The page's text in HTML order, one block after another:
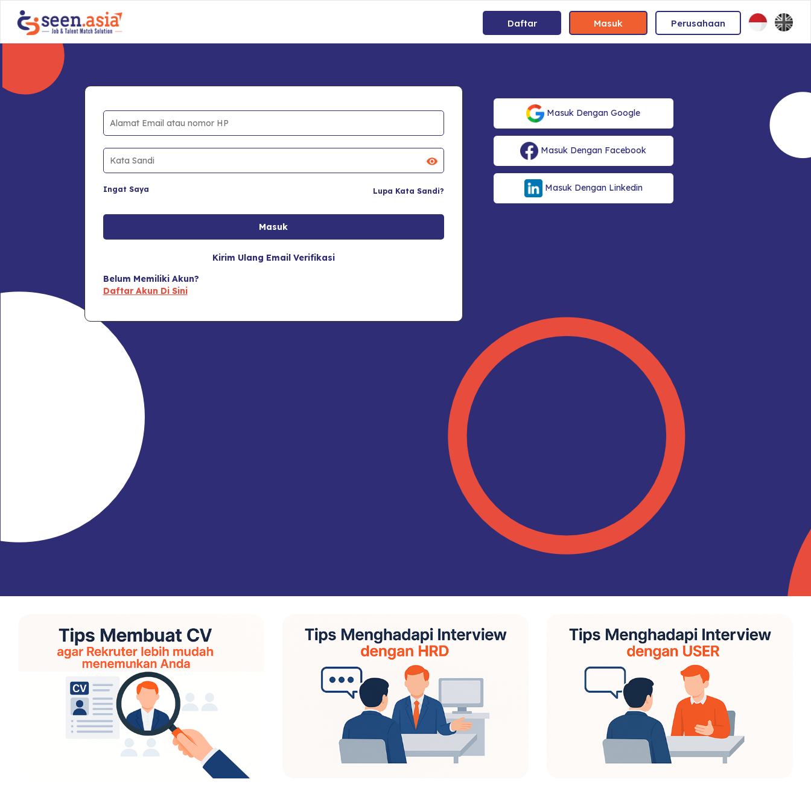
Daftar Masuk Perusahaan
Ingat Saya Lupa Kata Sandi?
Kirim Ulang Email Verifikasi
Belum Memiliki Akun?
Daftar Akun Di Sini
Masuk Dengan Google
Masuk Dengan Facebook
Masuk Dengan Linkedin